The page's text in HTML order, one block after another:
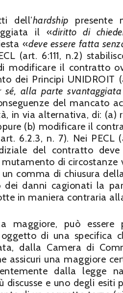
dell’hardship presente
il «diritto di
«deve essere fatta
(art. 6:111, n.2)
modificare il contratto
dei Principi UNIDROIT
alla parte svantaggiata
del mancato
in via alternativa, di:
(b) modificare il
6.2.3, n. 7). Nei PECL
del contratto
di circostanze
comma di chiusura
dei danni cagionati la
in maniera contraria
maggiore, può
di una specifica
dalla Camera di
assicuri una maggiore
dalla legge
discusse e uno degli